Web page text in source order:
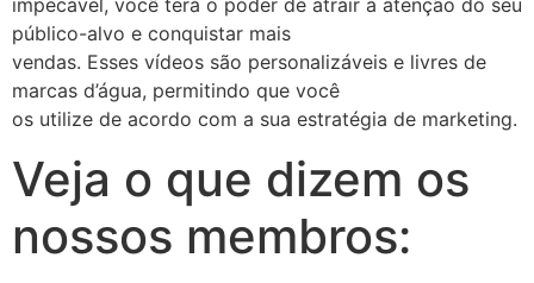
impecável, você terá o poder de atrair a atenção do seu
público-alvo e conquistar mais
vendas. Esses vídeos são personalizáveis e livres de
marcas d’água, permitindo que você
os utilize de acordo com a sua estratégia de marketing.
Veja o que dizem os
nossos membros: